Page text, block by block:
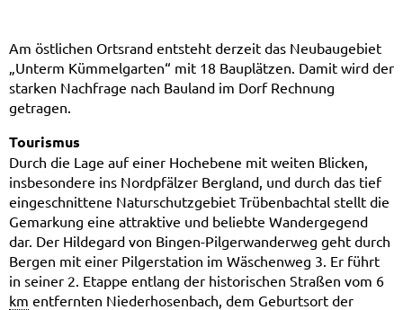
Am östlichen Ortsrand entsteht derzeit das Neubaugebiet
„Unterm Kümmelgarten“ mit 18 Bauplätzen. Damit wird der
starken Nachfrage nach Bauland im Dorf Rechnung
getragen.
Tourismus
Durch die Lage auf einer Hochebene mit weiten Blicken,
insbesondere ins Nordpfälzer Bergland, und durch das tief
eingeschnittene Naturschutzgebiet Trübenbachtal stellt die
Gemarkung eine attraktive und beliebte Wander­gegend
dar. Der Hildegard von Bingen-Pilgerwanderweg geht durch
Bergen mit einer Pilgerstation im Wäschenweg 3. Er führt
in seiner 2. Etappe entlang der historischen Straßen vom 6
km entfernten Niederhosenbach, dem Geburtsort der